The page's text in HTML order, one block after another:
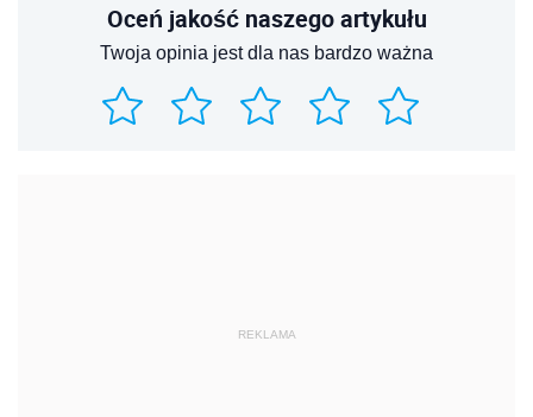
Oceń jakość naszego artykułu
Twoja opinia jest dla nas bardzo ważna
REKLAMA